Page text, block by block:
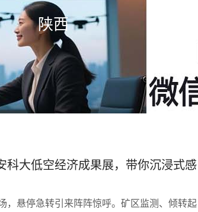
陕西
科大低空经济成果展，带你沉浸式感
，悬停急转引来阵阵惊呼。矿区监测、倾转起